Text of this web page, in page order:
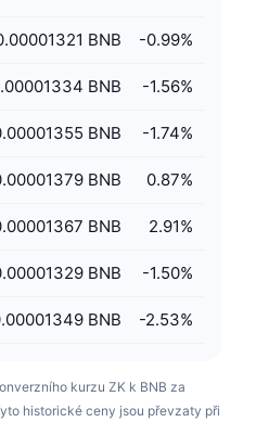
BNB -0.99%
BNB -1.56%
BNB -1.74%
BNB 0.87%
BNB 2.91%
BNB -1.50%
BNB -2.53%
kurzu ZK k BNB za
historické ceny jsou převzaty při